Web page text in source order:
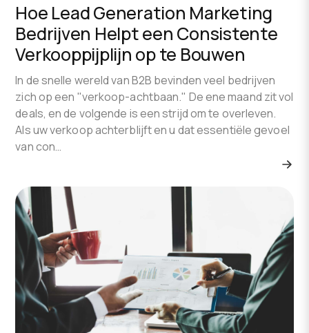
Hoe Lead Generation Marketing
Bedrijven Helpt een Consistente
Verkooppijplijn op te Bouwen
In de snelle wereld van B2B bevinden veel bedrijven
zich op een "verkoop-achtbaan." De ene maand zit vol
deals, en de volgende is een strijd om te overleven.
Als uw verkoop achterblijft en u dat essentiële gevoel
van con…